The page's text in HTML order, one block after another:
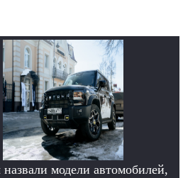
модели автомобилей,